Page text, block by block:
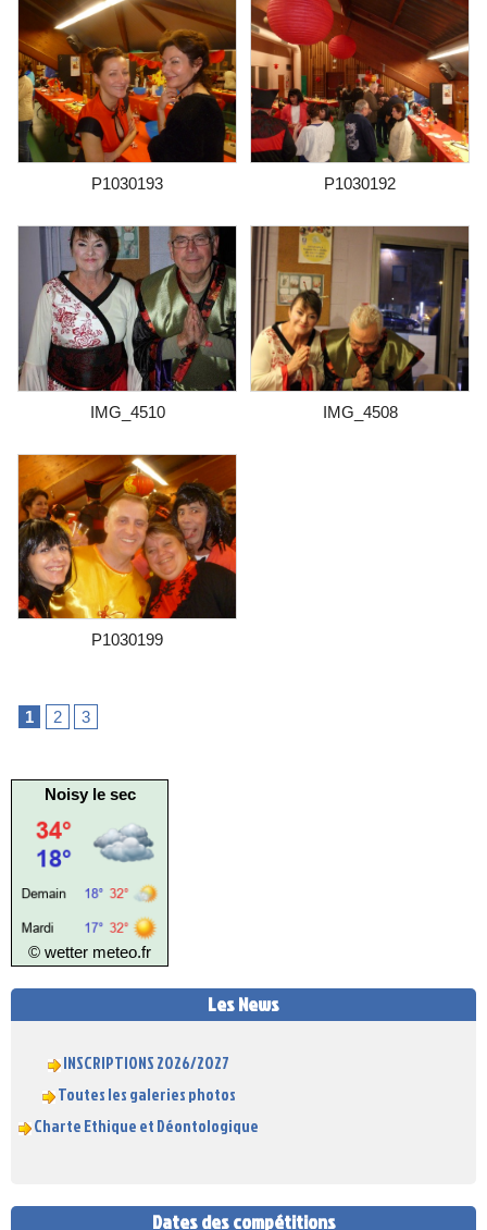
P1030193 P1030192
IMG_4510 IMG_4508
P1030199
1 2 3
Noisy le sec
© wetter meteo.fr
Les News
Toutes les galeries photos
Charte Ethique et Déontologique
Dates des compétitions